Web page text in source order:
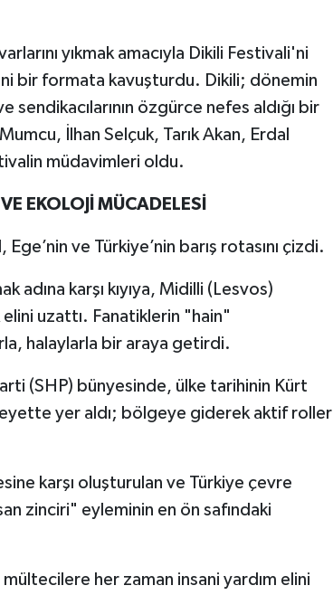
yıkmak amacıyla Dikili Festivali'ni
bir formata kavuşturdu. Dikili; dönemin
sendikacılarının özgürce nefes aldığı bir
İlhan Selçuk, Tarık Akan, Erdal
müdavimleri oldu.
EKOLOJİ MÜCADELESİ
ve Türkiye’nin barış rotasını çizdi.
adına karşı kıyıya, Midilli (Lesvos)
elini uzattı. Fanatiklerin "hain"
halaylarla bir araya getirdi.
(SHP) bünyesinde, ülke tarihinin Kürt
yer aldı; bölgeye giderek aktif roller
karşı oluşturulan ve Türkiye çevre
zinciri" eyleminin en ön safındaki
her zaman insani yardım elini